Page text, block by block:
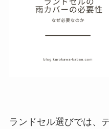
ランドセル選びでは、